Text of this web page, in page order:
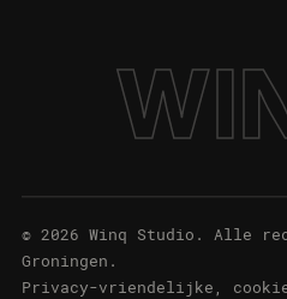
© 2026 Winq Studio. Alle
Groningen.
Privacy-vriendelijke,